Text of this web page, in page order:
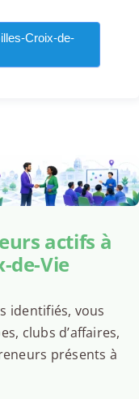
Croix-de-
actifs à
de-Vie
identifiés, vous
clubs d’affaires,
présents à